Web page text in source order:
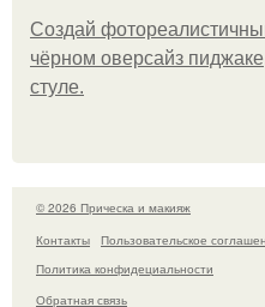
Создай
чёрном оверсайз
стуле.
© 2026 Прическа и макияж
Контакты
Пользовательское
Политика конфидециальности
Обратная связь